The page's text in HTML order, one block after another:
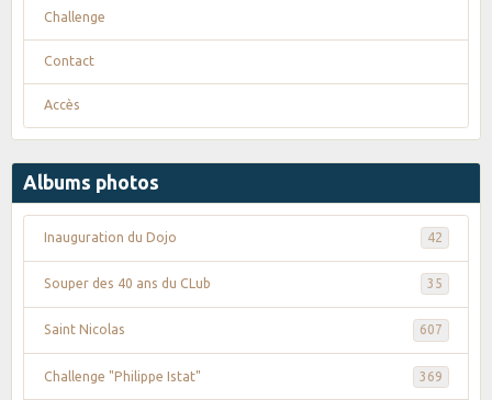
Challenge
Contact
Accès
Albums photos
Inauguration du Dojo 42
Souper des 40 ans du CLub 35
Saint Nicolas 607
Challenge "Philippe Istat" 369